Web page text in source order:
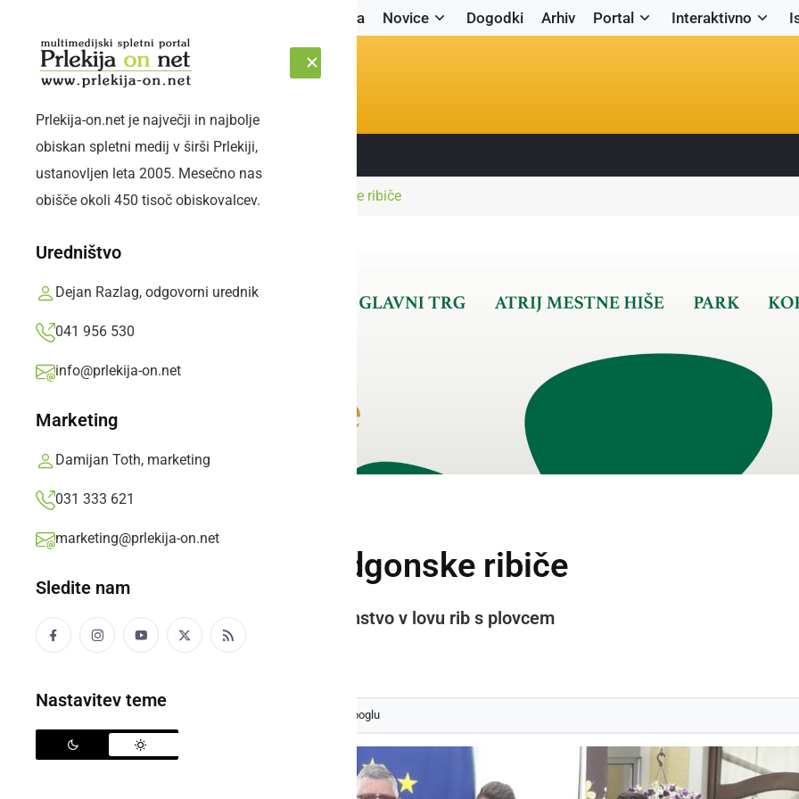
Naslovnica Novice Dogodki Arhiv Portal Interaktivno
SOBOTA, 8. AVGUST 2026 Sledite nam:
Prlekija-on.net je največji in najbolje
obiskan spletni medij v širši Prlekiji,
ustanovljen leta 2005. Mesečno nas
obišče okoli 450 tisoč obiskovalcev.
Uredništvo
Dejan Razlag, odgovorni urednik
041 956 530
info@prlekija-on.net
Marketing
Damijan Toth, marketing
031 333 621
marketing@prlekija-on.net
Sledite nam
Nastavitev teme
Naslovnica ŠportPet medalj za radgonske ribiče
Pet medalj za radgonske ribiče
Sevnica je gostila državno prvenstvo v lovu rib s plovcem
Prlekija-on.net,torek, 25. junij 2019 ob 14:48
kot svoj prednostni vir na Googlu